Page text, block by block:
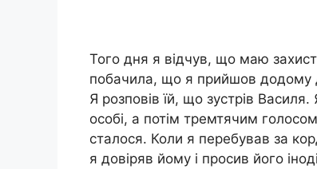
Того дня я відчув, що маю
побачила, що я прийшов додому
Я розповів їй, що зустрів
особі, а потім тремтячим
сталося. Коли я перебував за
я довіряв йому і просив його